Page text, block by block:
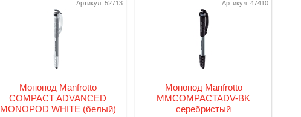
Артикул: 52713
Монопод Manfrotto
COMPACT ADVANCED
MONOPOD WHITE (белый)
Артикул: 47410
Монопод Manfrotto
MMCOMPACTADV-BK
серебристый